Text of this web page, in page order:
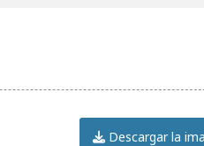
Descargar la